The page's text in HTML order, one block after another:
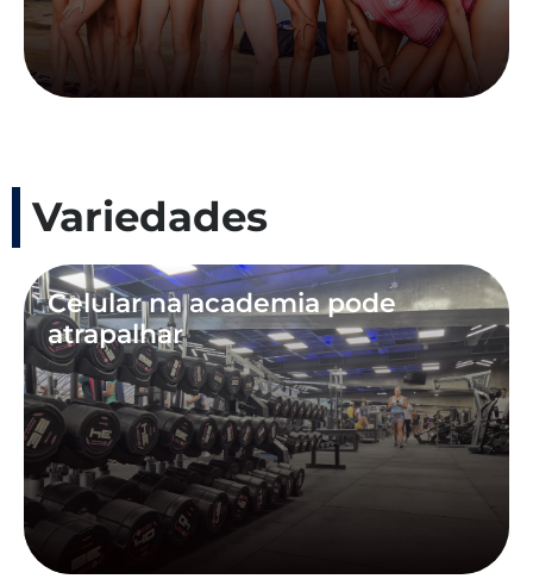
Variedades
Celular na academia pode
atrapalhar